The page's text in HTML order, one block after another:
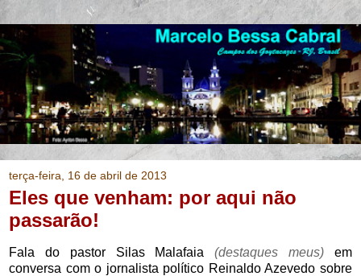
terça-feira, 16 de abril de 2013
Eles que venham: por aqui não
passarão!
Fala do pastor Silas Malafaia(destaques meus) em
conversa com o jornalista político Reinaldo Azevedo sobre